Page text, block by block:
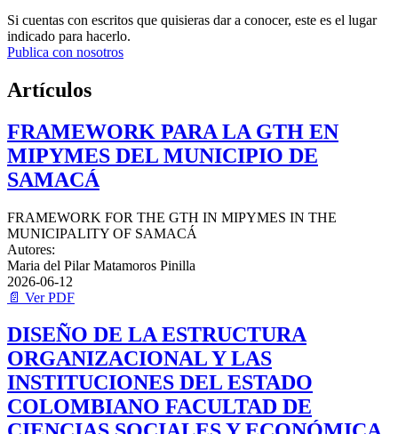
Si cuentas con escritos que quisieras dar a conocer, este es el lugar
indicado para hacerlo.
Publica con nosotros
Artículos
FRAMEWORK PARA LA GTH EN
MIPYMES DEL MUNICIPIO DE
SAMACÁ
FRAMEWORK FOR THE GTH IN MIPYMES IN THE
MUNICIPALITY OF SAMACÁ
Autores:
Maria del Pilar Matamoros Pinilla
2026-06-12
📄 Ver PDF
DISEÑO DE LA ESTRUCTURA
ORGANIZACIONAL Y LAS
INSTITUCIONES DEL ESTADO
COLOMBIANO FACULTAD DE